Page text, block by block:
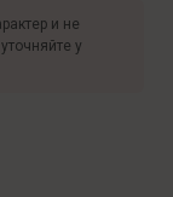
и не
у